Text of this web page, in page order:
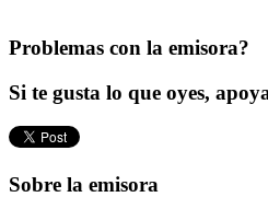
Problemas con la emisora?
Si te gusta lo que oyes,
Sobre la emisora